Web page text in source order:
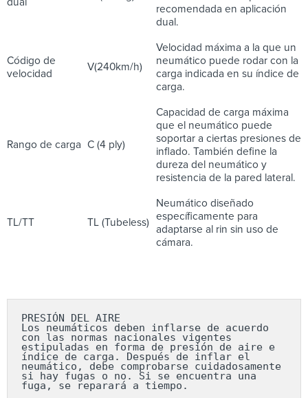
recomendada en aplicación
dual.
Código de
velocidad
V(240km/h)
Velocidad máxima a la que un
neumático puede rodar con la
carga indicada en su índice de
carga.
Rango de carga C (4 ply)
Capacidad de carga máxima
que el neumático puede
soportar a ciertas presiones de
inflado. También define la
dureza del neumático y
resistencia de la pared lateral.
TL/TT TL (Tubeless)
Neumático diseñado
específicamente para
adaptarse al rin sin uso de
cámara.
PRESIÓN DEL AIRE
Los neumáticos deben inflarse de acuerdo
con las normas nacionales vigentes
estipuladas en forma de presión de aire e
índice de carga. Después de inflar el
neumático, debe comprobarse cuidadosamente
si hay fugas o no. Si se encuentra una
fuga, se reparará a tiempo.